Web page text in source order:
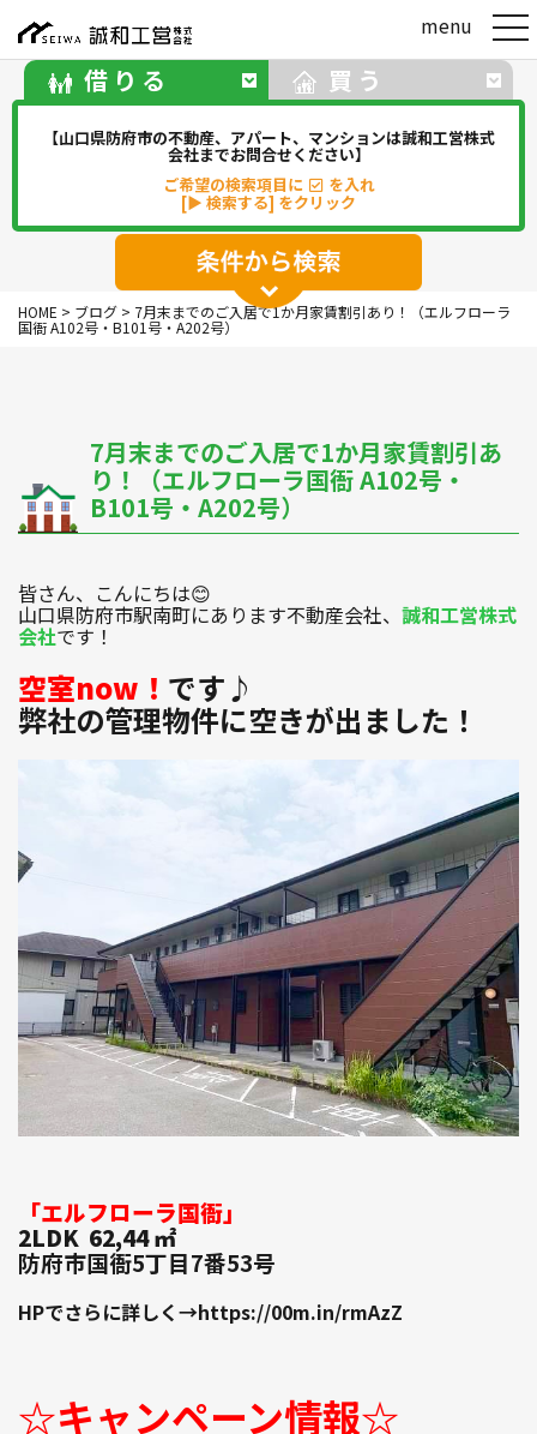
借りる 買う
【山口県防府市の不動産、アパート、マンションは誠和工営株式
会社までお問合せください】
ご希望の検索項目に
を入れ
[▶ 検索する] をクリック
アパート マンション
一戸建て
駐車場
事務所・店舗・倉庫
華浦 華城 牟礼
松崎
新田
勝間 佐波
中関
その他
1R〜1LDK 2K〜2LDK
3K〜3LDK
4K以上
HOME > ブログ > 7月末までのご入居で1か月家賃割引あり！（エルフローラ
国衙 A102号・B101号・A202号）
7月末までのご入居で1か月家賃割引あ
り！（エルフローラ国衙 A102号・
B101号・A202号）
皆さん、こんにちは😊
山口県防府市駅南町にあります不動産会社、 誠和工営株式
会社です！
空室now！ です♪
弊社の管理物件に空きが出ました！
「エルフローラ国衙」
2LDK 62,44 ㎡
防府市国衙5丁目7番53号
HPでさらに詳しく→https://00m.in/rmAzZ
☆キャンペーン情報☆
menu t
o
g
l
i
g
i